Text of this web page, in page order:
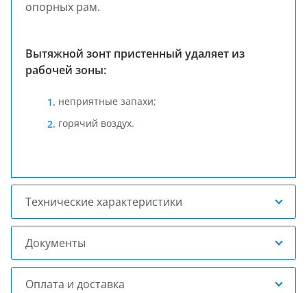
опорных рам.
Вытяжной зонт пристенный удаляет из
рабочей зоны:
неприятные запахи;
горячий воздух.
Технические характеристики
Документы
Оплата и доставка